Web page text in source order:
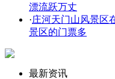
漂流跃万丈
·庄河天门山风景区
景区的门票多
最新资讯